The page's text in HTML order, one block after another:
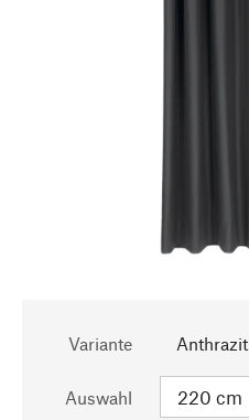
Variante Anthrazit
Auswahl